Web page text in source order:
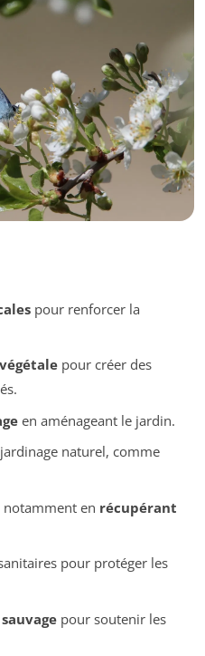
pour renforcer la
pour créer des
en aménageant le jardin.
naturel, comme
notamment en récupérant
pour protéger les
pour soutenir les